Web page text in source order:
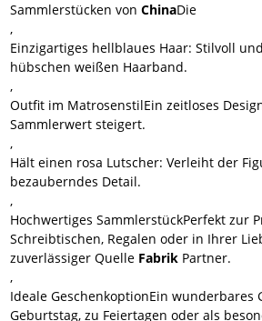
Sammlerstücken vonChinaDie
,
Einzigartiges hellblaues Haar: Stilvoll
hübschen weißen Haarband.
,
Outfit im MatrosenstilEin zeitloses
Sammlerwert steigert.
,
Hält einen rosa Lutscher: Verleiht der
bezauberndes Detail.
,
Hochwertiges SammlerstückPerfekt zur
Schreibtischen, Regalen oder in Ihrer
zuverlässiger Quelle Fabrik Partner.
,
Ideale GeschenkoptionEin wunderbares
Geburtstag, zu Feiertagen oder als